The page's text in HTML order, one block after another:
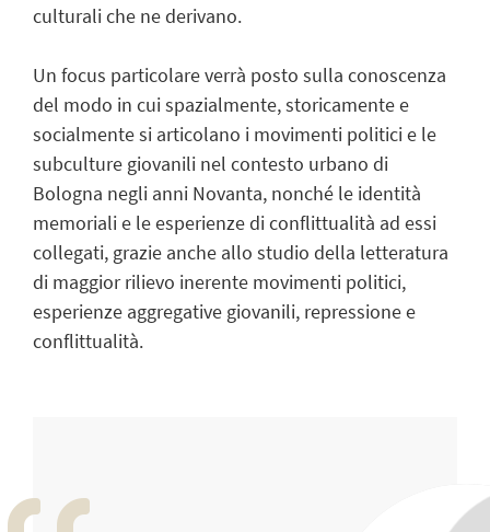
culturali che ne derivano.
Un focus particolare verrà posto sulla conoscenza
del modo in cui spazialmente, storicamente e
socialmente si articolano i movimenti politici e le
subculture giovanili nel contesto urbano di
Bologna negli anni Novanta, nonché le identità
memoriali e le esperienze di conflittualità ad essi
collegati, grazie anche allo studio della letteratura
di maggior rilievo inerente movimenti politici,
esperienze aggregative giovanili, repressione e
conflittualità.